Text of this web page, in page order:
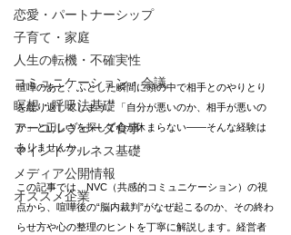
恋愛・パートナーシップ
子育て・家庭
人生の転機・不確実性
コミュニケーション・会議
瞑想・呼吸法基礎
アーユルヴェーダ食事
マインドフルネス基礎
メディア公開情報
オススメ企業
喧嘩のあと、ふとした瞬間に頭の中で相手とのやりとり
を繰り返してしまう。「自分が悪いのか、相手が悪いの
か」と正しさを探して心が休まらない——そんな経験は
ありませんか。
この記事では、NVC（共感的コミュニケーション）の視
点から、喧嘩後の“脳内裁判”がなぜ起こるのか、その終わ
らせ方や心の整理のヒントを丁寧に解説します。経営者